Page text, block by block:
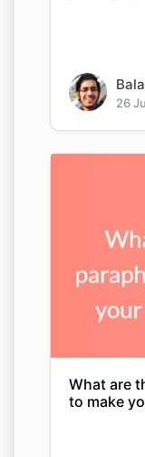
26
What are
to make